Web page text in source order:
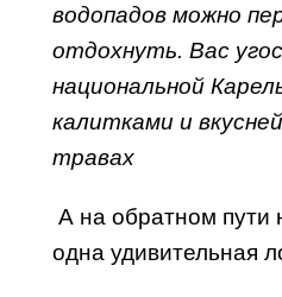
водопадов можно
отдохнуть. Вас
национальной
калитками и
травах
А на обратном пути
одна удивительная